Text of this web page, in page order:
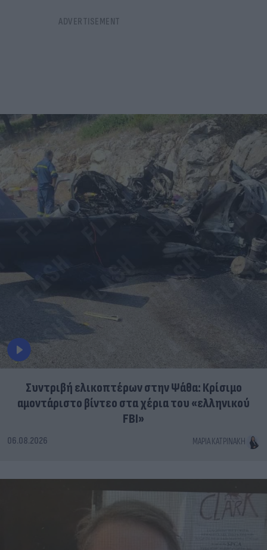
Συντριβή ελικοπτέρων στην Ψάθα: Κρίσιμο
αμοντάριστο βίντεο στα χέρια του «ελληνικού
FBI»
06.08.2026 ΜΑΡΊΑ ΚΑΤΡΙΝΆΚΗ